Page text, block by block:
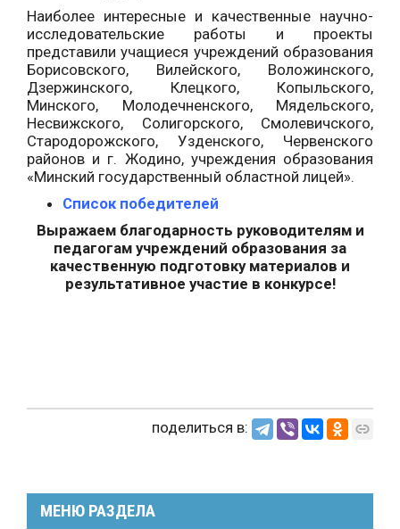
Наиболее интересные и качественные научно-
исследовательские работы и проекты
представили учащиеся учреждений образования
Борисовского, Вилейского, Воложинского,
Дзержинского, Клецкого, Копыльского,
Минского, Молодечненского, Мядельского,
Несвижского, Солигорского, Смолевичского,
Стародорожского, Узденского, Червенского
районов и г. Жодино, учреждения образования
«Минский государственный областной лицей».
Список победителей
Выражаем благодарность руководителям и
педагогам учреждений образования за
качественную подготовку материалов и
результативное участие в конкурсе!
поделиться в:
МЕНЮ РАЗДЕЛА